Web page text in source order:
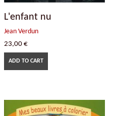
L'enfant nu
Jean Verdun
23,00€
ADD TO CART